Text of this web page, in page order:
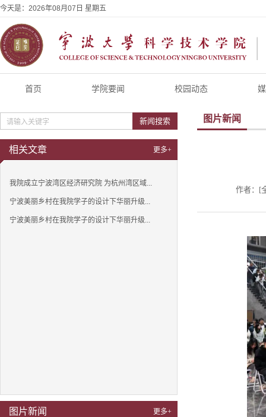
今天是： 2026年08月07日 星期五
首页 学院要闻 校园动态
新闻搜索
相关文章 更多+
我院成立宁波湾区经济研究院 为杭州湾区域...
宁波美丽乡村在我院学子的设计下华丽升级...
宁波美丽乡村在我院学子的设计下华丽升级...
图片新闻 更多+
图片新闻
作者：[